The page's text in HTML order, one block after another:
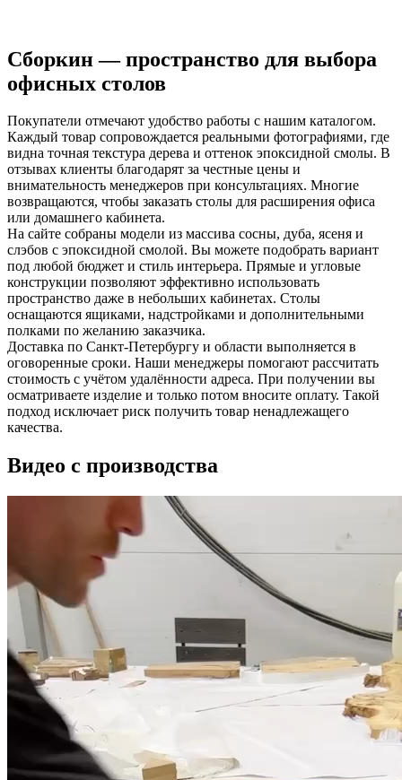
Сборкин — пространство для выбора
офисных столов
Покупатели отмечают удобство работы с нашим каталогом.
Каждый товар сопровождается реальными фотографиями, где
видна точная текстура дерева и оттенок эпоксидной смолы. В
отзывах клиенты благодарят за честные цены и
внимательность менеджеров при консультациях. Многие
возвращаются, чтобы заказать столы для расширения офиса
или домашнего кабинета.
На сайте собраны модели из массива сосны, дуба, ясеня и
слэбов с эпоксидной смолой. Вы можете подобрать вариант
под любой бюджет и стиль интерьера. Прямые и угловые
конструкции позволяют эффективно использовать
пространство даже в небольших кабинетах. Столы
оснащаются ящиками, надстройками и дополнительными
полками по желанию заказчика.
Доставка по Санкт-Петербургу и области выполняется в
оговоренные сроки. Наши менеджеры помогают рассчитать
стоимость с учётом удалённости адреса. При получении вы
осматриваете изделие и только потом вносите оплату. Такой
подход исключает риск получить товар ненадлежащего
качества.
Видео с производства